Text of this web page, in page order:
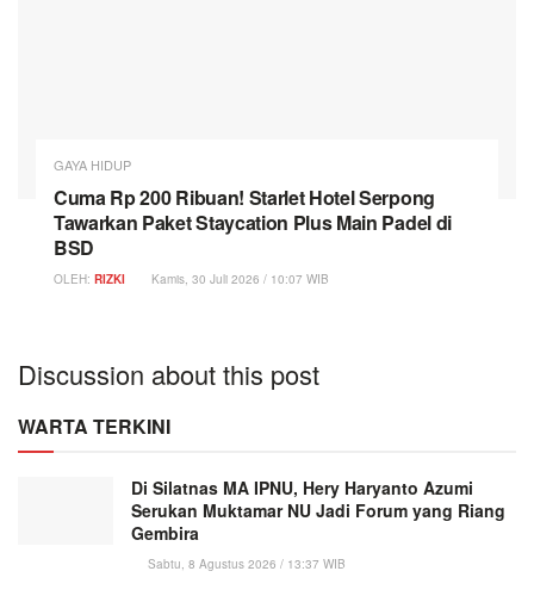
GAYA HIDUP
Cuma Rp 200 Ribuan! Starlet Hotel Serpong
Tawarkan Paket Staycation Plus Main Padel di
BSD
OLEH: RIZKI Kamis, 30 Juli 2026 / 10:07 WIB
Discussion about this post
WARTA TERKINI
Di Silatnas MA IPNU, Hery Haryanto Azumi
Serukan Muktamar NU Jadi Forum yang Riang
Gembira
Sabtu, 8 Agustus 2026 / 13:37 WIB